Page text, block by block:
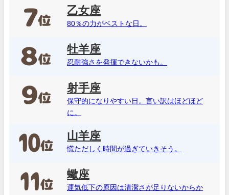
乙女座
80％の力がベストな日。
牡羊座
忍耐強さを発揮できないかも。
射手座
保守的になりやすい日。言い訳はほどほど
に。
山羊座
慌ただしく時間が過ぎていきそう。
蠍座
運気低下の原因は清潔さが足りないからか